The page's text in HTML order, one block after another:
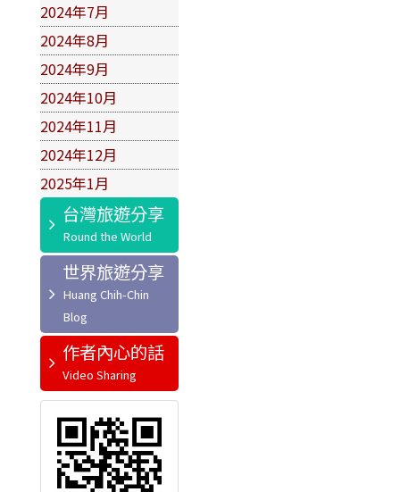
2024年7月
2024年8月
2024年9月
2024年10月
2024年11月
2024年12月
2025年1月
台灣旅遊分享
世界旅遊分享
作者內心的話